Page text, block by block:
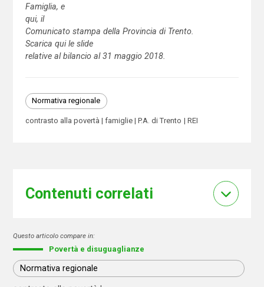
Famiglia, e
qui, il
Comunicato stampa della Provincia di Trento.
Scarica qui le slide
relative al bilancio al 31 maggio 2018.
Normativa regionale
contrasto alla povertà famiglie P.A. di Trento REI
Contenuti correlati
Questo articolo compare in:
Povertà e disuguaglianze
Normativa regionale